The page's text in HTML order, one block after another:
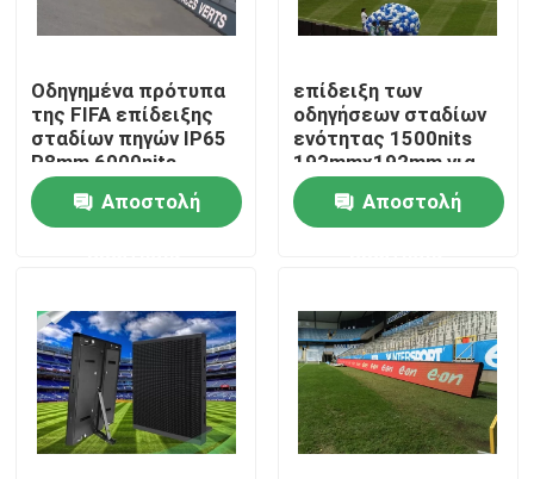
Γύρος εργοστασίων
Ποιοτικός έλεγχος
Μας ελάτε σε επαφή με
Περιπτώσεις
Επίδειξη των εσωτερικών οδηγήσεων ενοικίου
Οδηγημένα πρότυπα
της FIFA επίδειξης
σταδίων πηγών IP65
P8mm 6000nits
περίμετρος
Αποστολή
επίδειξη των
οδηγήσεων σταδίων
ενότητας 1500nits
192mmx192mm για
τη ζωντανή
ραδιοφωνική
αναμετάδοση
Αποστολή